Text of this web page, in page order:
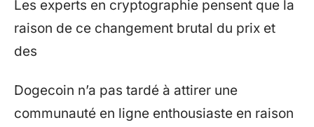
Les experts en cryptographie pensent que la
raison de ce changement brutal du prix et
des
Dogecoin n’a pas tardé à attirer une
communauté en ligne enthousiaste en raison